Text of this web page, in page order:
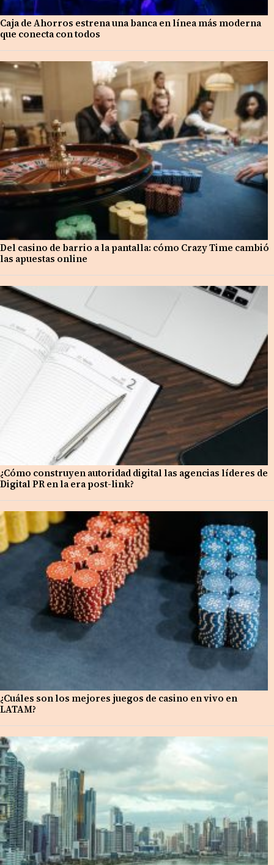
Caja de Ahorros estrena una banca en línea más moderna
que conecta con todos
Del casino de barrio a la pantalla: cómo Crazy Time cambió
las apuestas online
¿Cómo construyen autoridad digital las agencias líderes de
Digital PR en la era post-link?
¿Cuáles son los mejores juegos de casino en vivo en
LATAM?